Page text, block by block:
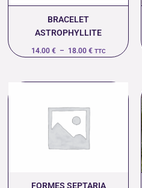
BRACELET
ASTROPHYLLITE
14.00 € – 18.00 € TTC
FORMES SEPTARIA